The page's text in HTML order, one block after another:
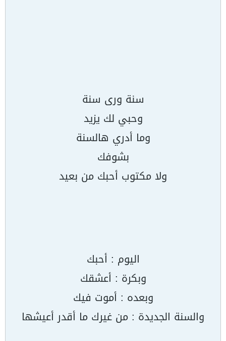
سنة ورى سنة
وحبي لك يزيد
وما أدري هالسنة
بشوفك
ولا مكتوب أحبك من بعيد
اليوم : أحبك
وبكرة : أعشقك
وبعده : أموت فيك
والسنة الجديدة : من غيرك ما أقدر أعيشها